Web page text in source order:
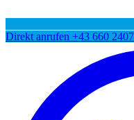
Direkt anrufen +43 660